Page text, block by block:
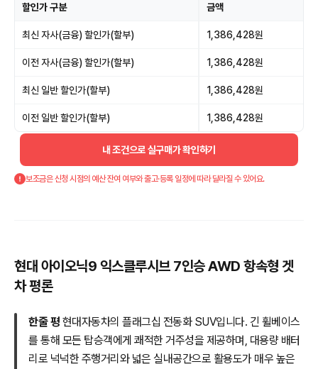
할인가 구분 금액
최신 자사(금융) 할인가(할부) 1,386,428원
이전 자사(금융) 할인가(할부) 1,386,428원
최신 일반 할인가(할부) 1,386,428원
이전 일반 할인가(할부) 1,386,428원
내 조건으로 실구매가 확인하기
보조금은 신청 시점의 예산 잔여 여부와 출고·등록 일정에 따라 달라질 수 있어요.
현대 아이오닉9 익스클루시브 7인승 AWD 항속형 겟
차 평론
한줄 평 현대자동차의 플래그십 전동화 SUV입니다. 긴 휠베이스
를 통해 모든 탑승객에게 쾌적한 거주성을 제공하며, 대용량 배터
리로 넉넉한 주행거리와 넓은 실내공간으로 활용도가 매우 높은